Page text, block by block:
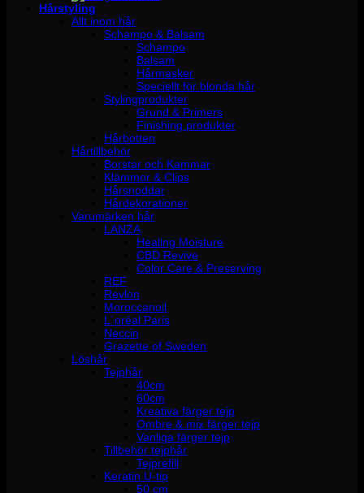
Hårstyling
Allt inom hår
Schampo & Balsam
Schampo
Balsam
Hårmasker
Speciellt för blonda hår
Stylingprodukter
Grund & Primers
Finishing produkter
Hårbotten
Hårtillbehör
Borstar och Kammar
Klämmor & Clips
Hårsnoddar
Hårdekorationer
Varumärken hår
LANZA
Healing Moisture
CBD Revive
Color Care & Preserving
REF
Revlon
Moroccanoil
L´oréal Paris
Neccin
Grazette of Sweden
Löshår
Tejphår
40cm
60cm
Kreativa färger tejp
Ombre & mix färger tejp
Vanliga färger tejp
Tillbehör tejphår
Tejprefill
Keratin U-tip
50 cm